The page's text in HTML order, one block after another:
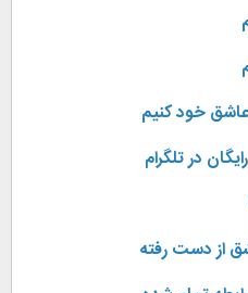
خود کنیم
در تلگرام
از دست رفته